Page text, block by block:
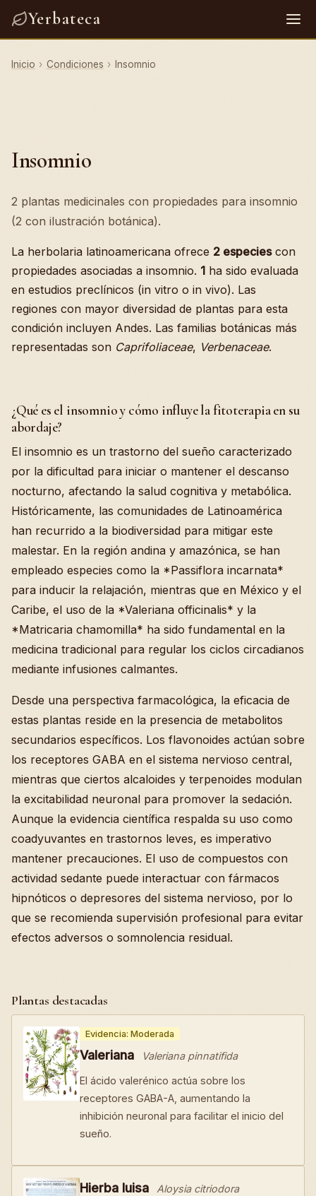
Yerbateca
Inicio › Condiciones › Insomnio
Insomnio
2 plantas medicinales con propiedades para insomnio
(2 con ilustración botánica).
La herbolaria latinoamericana ofrece 2 especiescon
propiedades asociadas a insomnio. 1 ha sido evaluada
en estudios preclínicos (in vitro o in vivo). Las
regiones con mayor diversidad de plantas para esta
condición incluyen Andes. Las familias botánicas más
representadas son Caprifoliaceae, Verbenaceae.
¿Qué es el insomnio y cómo influye la fitoterapia en su
abordaje?
El insomnio es un trastorno del sueño caracterizado
por la dificultad para iniciar o mantener el descanso
nocturno, afectando la salud cognitiva y metabólica.
Históricamente, las comunidades de Latinoamérica
han recurrido a la biodiversidad para mitigar este
malestar. En la región andina y amazónica, se han
empleado especies como la *Passiflora incarnata*
para inducir la relajación, mientras que en México y el
Caribe, el uso de la *Valeriana officinalis* y la
*Matricaria chamomilla* ha sido fundamental en la
medicina tradicional para regular los ciclos circadianos
mediante infusiones calmantes.
Desde una perspectiva farmacológica, la eficacia de
estas plantas reside en la presencia de metabolitos
secundarios específicos. Los flavonoides actúan sobre
los receptores GABA en el sistema nervioso central,
mientras que ciertos alcaloides y terpenoides modulan
la excitabilidad neuronal para promover la sedación.
Aunque la evidencia científica respalda su uso como
coadyuvantes en trastornos leves, es imperativo
mantener precauciones. El uso de compuestos con
actividad sedante puede interactuar con fármacos
hipnóticos o depresores del sistema nervioso, por lo
que se recomienda supervisión profesional para evitar
efectos adversos o somnolencia residual.
Plantas destacadas
Evidencia: Moderada
Valeriana Valeriana pinnatifida
El ácido valerénico actúa sobre los
receptores GABA-A, aumentando la
inhibición neuronal para facilitar el inicio del
sueño.
Hierba luisa Aloysia citriodora